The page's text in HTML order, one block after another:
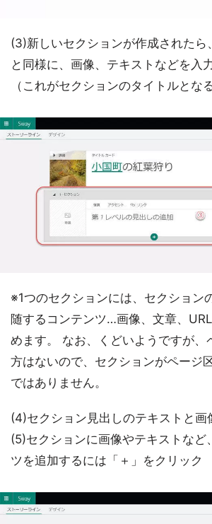
(3)新しいセクションが作成されたら
と同様に、画像、テキストなどを入
（これがセクションのタイトルとなる
※1つのセクションには、セクション
随するコンテンツ…画像、文章、
めます。 なお、くどいようですが、
方はないので、セクションがページ
ではありません。
(4)セクション見出しのテキストと画
(5)セクションに画像やテキストなど
ツを追加するには「＋」をクリック